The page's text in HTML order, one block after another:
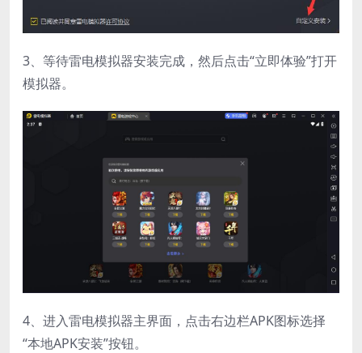
3、等待雷电模拟器安装完成，然后点击“立即体验”打开
模拟器。
4、进入雷电模拟器主界面，点击右边栏APK图标选择
“本地APK安装”按钮。